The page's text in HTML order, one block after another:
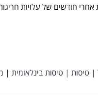
| טיסות | טיסות בינלאומית |